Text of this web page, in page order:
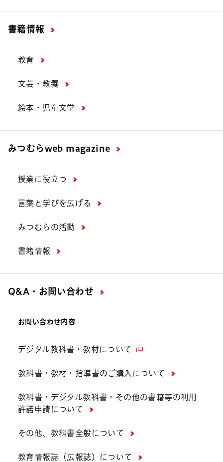
書籍情報
教育
文芸・教養
絵本・児童文学
みつむらweb magazine
授業に役立つ
言葉と学びを広げる
みつむらの活動
書籍情報
Q&A・お問い合わせ
お問い合わせ内容
デジタル教科書・教材について
教科書・教材・指導書のご購入について
教科書・デジタル教科書・その他の書籍等の利用
許諾申請について
その他、教科書全般について
教育情報誌（広報誌）について